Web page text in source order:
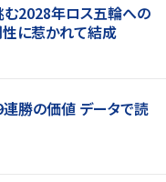
む2028年ロス五輪への
に惹かれて結成
連勝の価値 データで読